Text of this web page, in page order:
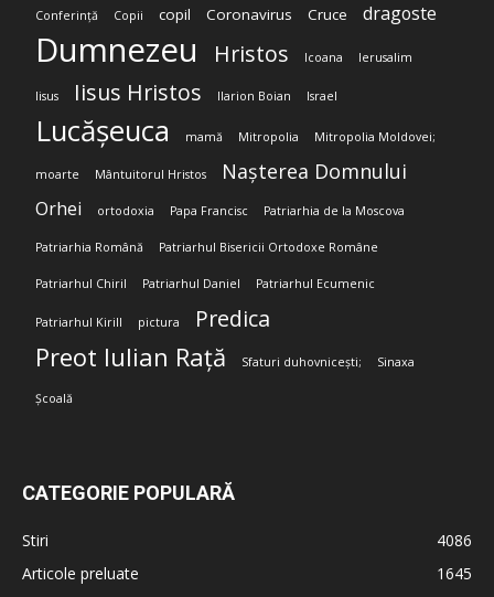
Conferință Copii copil Coronavirus Cruce dragoste
Dumnezeu Hristos Icoana Ierusalim
Iisus Iisus Hristos Ilarion Boian Israel
Lucășeuca mamă Mitropolia Mitropolia Moldovei;
moarte Mântuitorul Hristos Nașterea Domnului
Orhei ortodoxia Papa Francisc Patriarhia de la Moscova
Patriarhia Română Patriarhul Bisericii Ortodoxe Române
Patriarhul Chiril Patriarhul Daniel Patriarhul Ecumenic
Patriarhul Kirill pictura Predica
Preot Iulian Rață Sfaturi duhovnicești; Sinaxa
Școală
CATEGORIE POPULARĂ
Stiri
4086
Articole preluate
1645